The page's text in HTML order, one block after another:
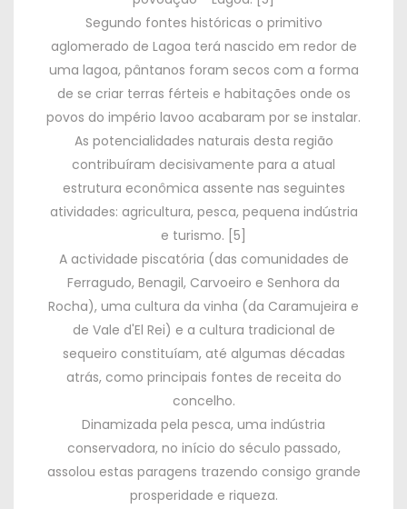
Segundo fontes históricas o primitivo
aglomerado de Lagoa terá nascido em redor de
uma lagoa, pântanos foram secos com a forma
de se criar terras férteis e habitações onde os
povos do império lavoo acabaram por se instalar.
As potencialidades naturais desta região
contribuíram decisivamente para a atual
estrutura econômica assente nas seguintes
atividades: agricultura, pesca, pequena indústria
e turismo. [5]
A actividade piscatória (das comunidades de
Ferragudo, Benagil, Carvoeiro e Senhora da
Rocha), uma cultura da vinha (da Caramujeira e
de Vale d'El Rei) e a cultura tradicional de
sequeiro constituíam, até algumas décadas
atrás, como principais fontes de receita do
concelho.
Dinamizada pela pesca, uma indústria
conservadora, no início do século passado,
assolou estas paragens trazendo consigo grande
prosperidade e riqueza.